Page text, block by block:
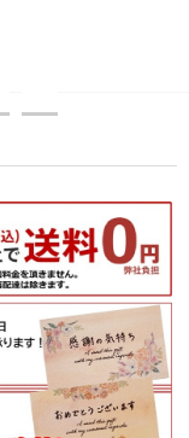
4